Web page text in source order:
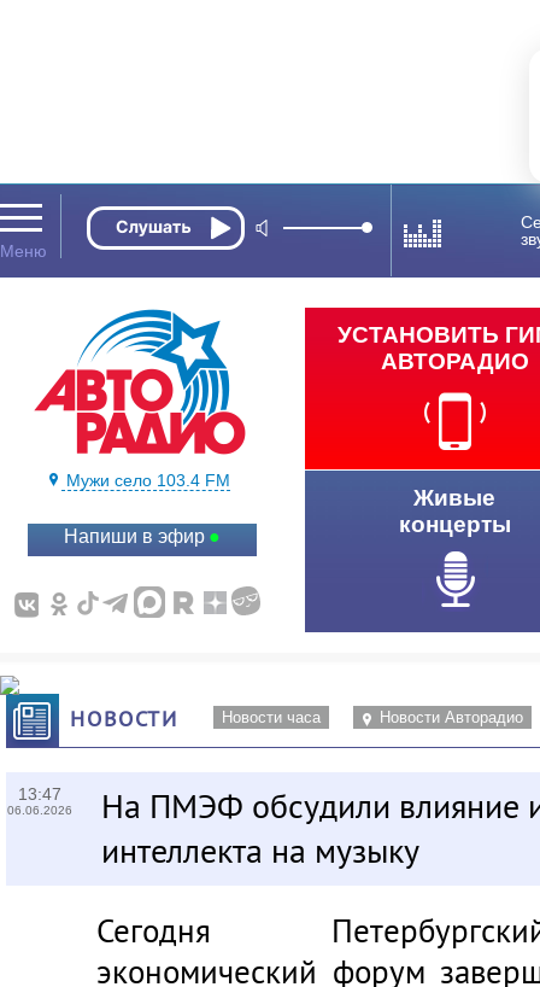
Мужи село 103.4 FM
Напиши в эфир
УСТАНОВИТЬ
АВТОРАДИО
Живые
концерты
НОВОСТИ Новости часа Новости Авторадио
13:47
06.06.2026
На ПМЭФ обсудили влияние
интеллекта на музыку
Сегодня
экономический форум